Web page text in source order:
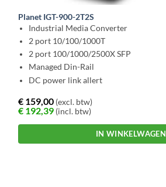
Planet IGT-900-2T2S
Industrial Media Converter
2 port 10/100/1000T
2 port 100/1000/2500X SFP
Managed Din-Rail
DC power link allert
€ 159,00 (excl. btw)
€ 192,39 (incl. btw)
IN WINKELWAGEN